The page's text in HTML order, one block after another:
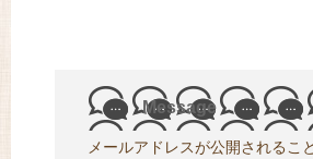
Message
メールアドレスが公開されるこ